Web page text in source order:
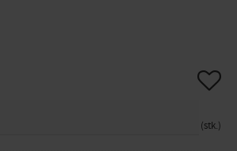
stk.
Gem